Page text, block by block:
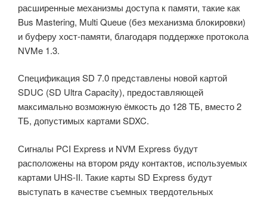
расширенные механизмы доступа к памяти, такие как
Bus Mastering, Multi Queue (без механизма блокировки)
и буферу хост-памяти, благодаря поддержке протокола
NVMe 1.3.
Спецификация SD 7.0 представлены новой картой
SDUC (SD Ultra Capacity), предоставляющей
максимально возможную ёмкость до 128 ТБ, вместо 2
ТБ, допустимых картами SDXC.
Сигналы PCI Express и NVM Express будут
расположены на втором ряду контактов, используемых
картами UHS-II. Такие карты SD Express будут
выступать в качестве съемных твердотельных